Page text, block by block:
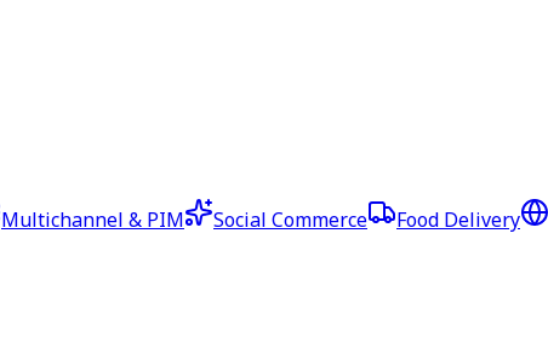
Multichannel & PIM Social Commerce Food Delivery